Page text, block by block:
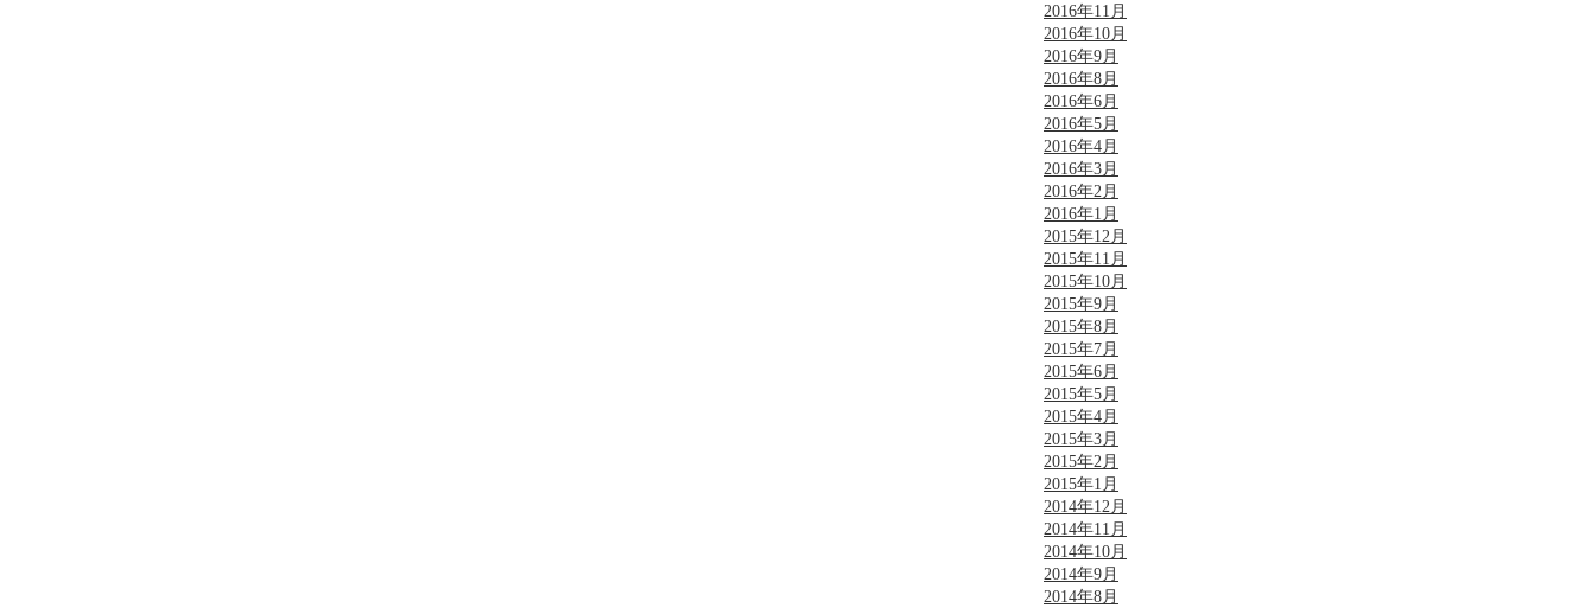
2016年11月
2016年10月
2016年9月
2016年8月
2016年6月
2016年5月
2016年4月
2016年3月
2016年2月
2016年1月
2015年12月
2015年11月
2015年10月
2015年9月
2015年8月
2015年7月
2015年6月
2015年5月
2015年4月
2015年3月
2015年2月
2015年1月
2014年12月
2014年11月
2014年10月
2014年9月
2014年8月